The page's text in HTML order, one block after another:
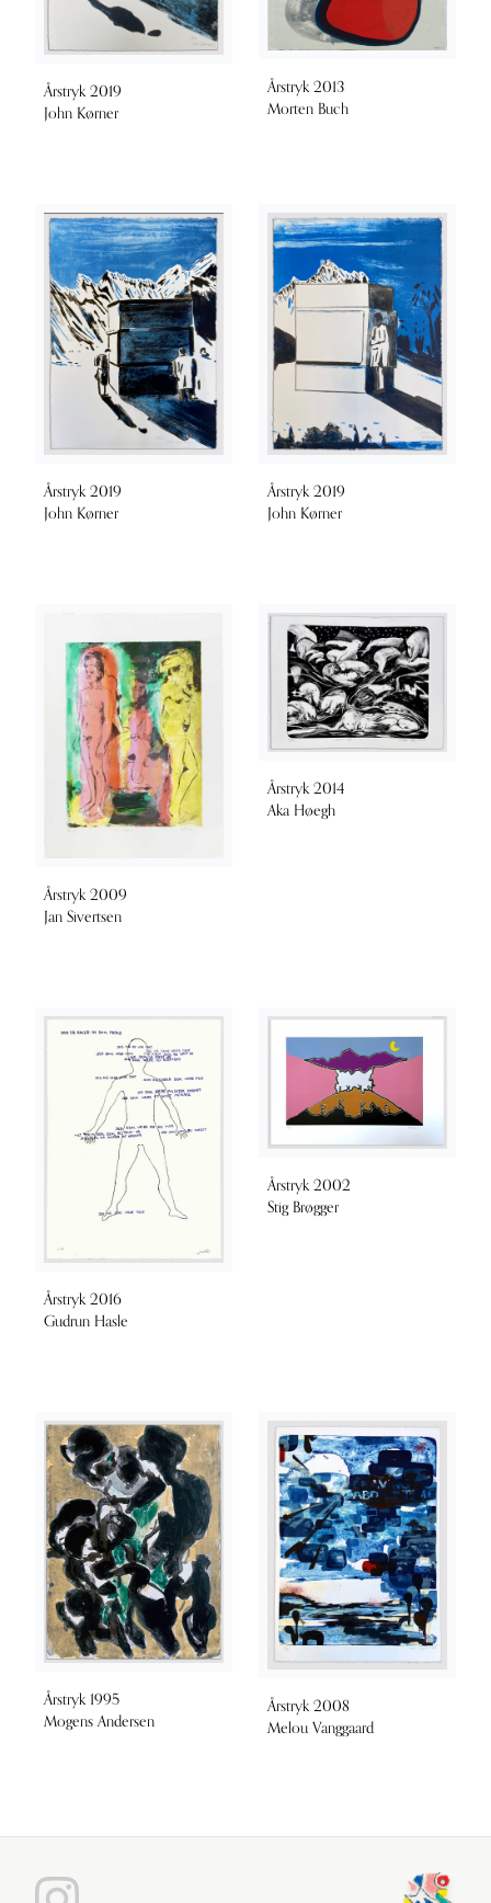
Årstryk 2019
John Kørner
Årstryk 2013
Morten Buch
Årstryk 2019
John Kørner
Årstryk 2019
John Kørner
Årstryk 2009
Jan Sivertsen
Årstryk 2014
Aka Høegh
Årstryk 2016
Gudrun Hasle
Årstryk 2002
Stig Brøgger
Årstryk 1995
Mogens Andersen
Årstryk 2008
Melou Vanggaard